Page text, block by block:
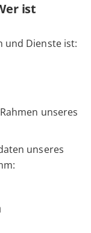
ist
und Dienste ist:
unseres
unseres